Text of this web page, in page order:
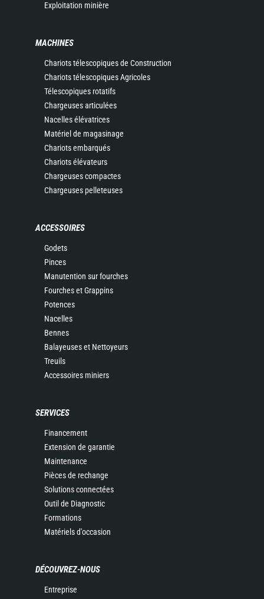
Exploitation minière
MACHINES
Chariots télescopiques de Construction
Chariots télescopiques Agricoles
Télescopiques rotatifs
Chargeuses articulées
Nacelles élévatrices
Matériel de magasinage
Chariots embarqués
Chariots élévateurs
Chargeuses compactes
Chargeuses pelleteuses
ACCESSOIRES
Godets
Pinces
Manutention sur fourches
Fourches et Grappins
Potences
Nacelles
Bennes
Balayeuses et Nettoyeurs
Treuils
Accessoires miniers
SERVICES
Financement
Extension de garantie
Maintenance
Pièces de rechange
Solutions connectées
Outil de Diagnostic
Formations
Matériels d'occasion
DÉCOUVREZ-NOUS
Entreprise